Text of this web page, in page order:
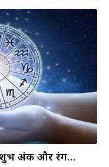
शुभ अंक और रंग…